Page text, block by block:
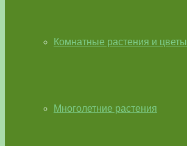
Комнатные растения и цветы
Многолетние растения